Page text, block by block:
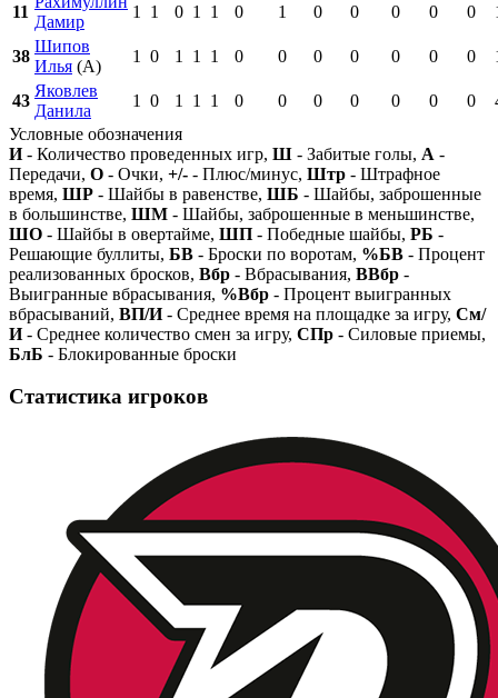
11
Дамир
1 1 0 1 1 0 1 0 0 0 0 0
38
Шипов
Илья (А)
1 0 1 1 1 0 0 0 0 0 0 0
43
Яковлев
Данила
1 0 1 1 1 0 0 0 0 0 0 0
Условные обозначения
И- Количество проведенных игр, Ш - Забитые голы, А -
Передачи, О - Очки, +/- - Плюс/минус, Штр - Штрафное
время, ШР - Шайбы в равенстве, ШБ - Шайбы, заброшенные
в большинстве, ШМ - Шайбы, заброшенные в меньшинстве,
ШО - Шайбы в овертайме, ШП - Победные шайбы, РБ -
Решающие буллиты, БВ - Броски по воротам, %БВ - Процент
реализованных бросков, Вбр - Вбрасывания, ВВбр -
Выигранные вбрасывания, %Вбр - Процент выигранных
вбрасываний, ВП/И- Среднее время на площадке за игру, См/
И- Среднее количество смен за игру, СПр - Силовые приемы,
БлБ - Блокированные броски
Статистика игроков